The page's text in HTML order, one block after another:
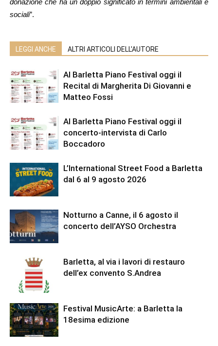
donazione che ha un doppio significato in termini ambientali e
sociali”.
LEGGI ANCHE ALTRI ARTICOLI DELL'AUTORE
Al Barletta Piano Festival oggi il
Recital di Margherita Di Giovanni e
Matteo Fossi
Al Barletta Piano Festival oggi il
concerto-intervista di Carlo
Boccadoro
L’International Street Food a Barletta
dal 6 al 9 agosto 2026
Notturno a Canne, il 6 agosto il
concerto dell’AYSO Orchestra
Barletta, al via i lavori di restauro
dell’ex convento S.Andrea
Festival MusicArte: a Barletta la
18esima edizione